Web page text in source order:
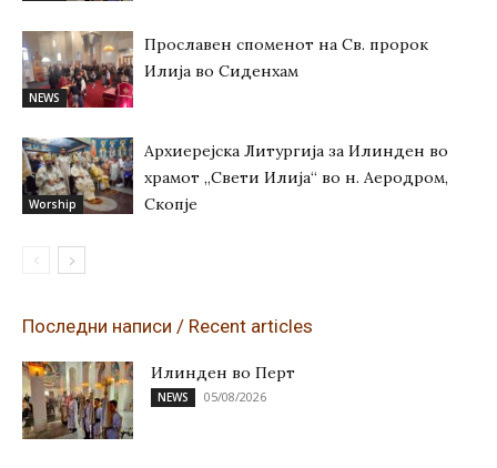
NEWS
Прославен споменот на Св. пророк
Илија во Сиденхам
Worship
Архиерејска Литургија за Илинден во
храмот „Свети Илија“ во н. Аеродром,
Скопје
Последни написи / Recent articles
Илинден во Перт
NEWS 05/08/2026